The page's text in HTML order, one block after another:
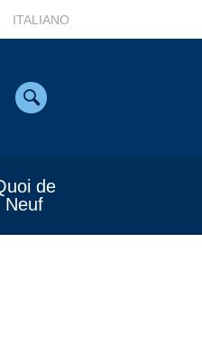
ITALIANO
de
Neuf